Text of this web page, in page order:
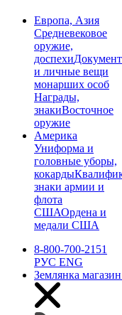
Европа, Азия
Средневековое
оружие,
доспехи
и личные вещи
монарших особ
Награды,
знакиВосточное
оружие
Америка
Униформа и
головные уборы,
кокарды
знаки армии и
флота
СШАОрдена и
медали США
8-800-700-2151
РУС ENG
Землянка